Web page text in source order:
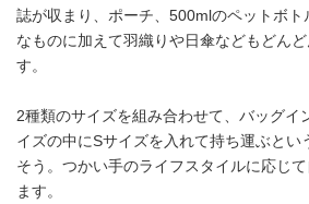
誌が収まり、ポーチ、500mlのペットボ
なものに加えて羽織りや日傘などもどん
す。
2種類のサイズを組み合わせて、バッグイ
イズの中にSサイズを入れて持ち運ぶとい
そう。つかい手のライフスタイルに応じ
ます。